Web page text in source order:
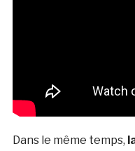
Dans le même temps,